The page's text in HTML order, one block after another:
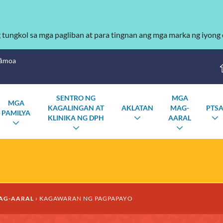
sa mga pagliban at para tingnan ang mga marka ng
MGA
PAMILYA
ANG
SENTRO NG
KAGALINGAN AT
KLINIKA NG DPH
I-
TOGGLE
AKLATAN
MGA
MAG-
AARAL
TOGGLE
PTSA
I-
AARAL KAGAWARAN NG PAGPAPAYO